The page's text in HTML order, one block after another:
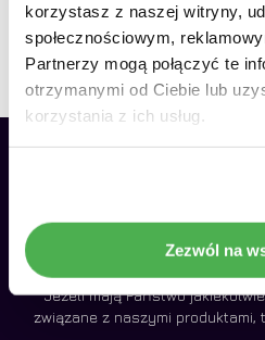
korzystasz z naszej witryny,
społecznościowym,
Partnerzy mogą połączyć te
otrzymanymi od Ciebie lub
korzystania z ich usług.
Zezwól na
Idź do
1790,00zł
Jeżeli mają Państwo
związane z naszymi produktami,